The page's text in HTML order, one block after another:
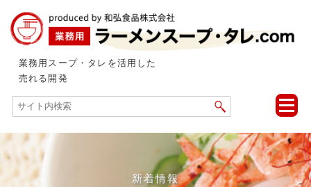
業務用スープ・タレを活用した
売れる開発
toggle
新着情報